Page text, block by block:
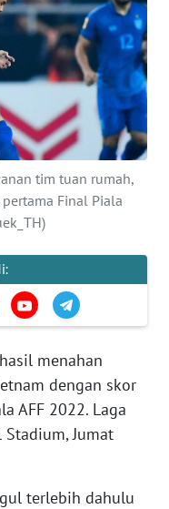
tim tuan rumah,
Final Piala
menahan
dengan skor
AFF 2022. Laga
Jumat
terlebih dahulu